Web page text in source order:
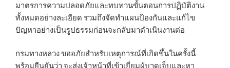
มาตรการความปลอดภัยและทบทวนขั้นตอนการปฏิบัติงาน
ทั้งหมดอย่างละเอียด รวมถึงจัดทำแผนป้องกันและแก้ไข
ปัญหาอย่างเป็นรูปธรรมก่อนจะกลับมาดำเนินงานต่อ
กรมทางหลวง ขออภัยสำหรับเหตุการณ์ที่เกิดขึ้นในครั้งนี้
พร้อมยืนยันว่า จะส่งเจ้าหน้าที่เข้าเยี่ยมผู้บาดเจ็บและหา